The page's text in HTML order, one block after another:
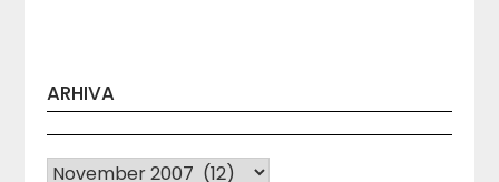
ARHIVA
Arhiva